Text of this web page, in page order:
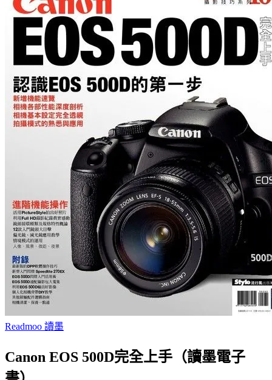
Readmoo 讀墨
Canon EOS 500D完全上手（讀墨電子